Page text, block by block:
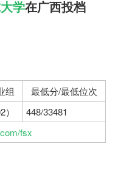
学在广西投档
组
最低分/最低位次
）
448/33481
fsx